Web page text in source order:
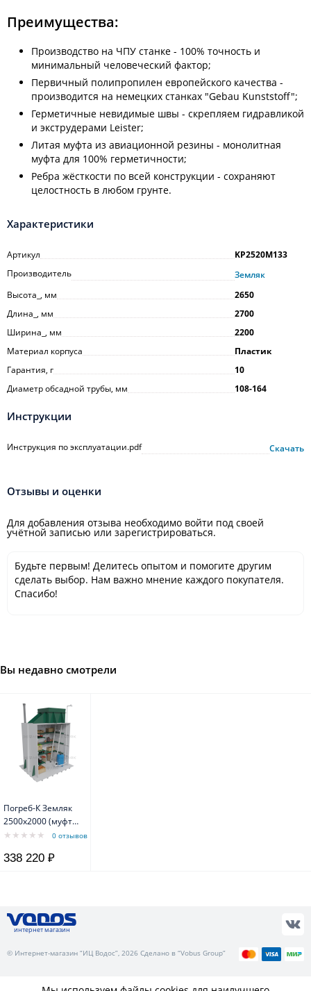
Преимущества:
Производство на ЧПУ станке - 100% точность и
минимальный человеческий фактор;
Первичный полипропилен европейского качества -
производится на немецких станках "Gebau Kunststoff";
Герметичные невидимые швы - скрепляем гидравликой
и экструдерами Leister;
Литая муфта из авиационной резины - монолитная
муфта для 100% герметичности;
Ребра жёсткости по всей конструкции - сохраняют
целостность в любом грунте.
Характеристики
Артикул
KP2520M133
Производитель
Земляк
Высота_, мм
2650
Длина_, мм
2700
Ширина_, мм
2200
Материал корпуса
Пластик
Гарантия, г
10
Диаметр обсадной трубы, мм
108-164
Инструкции
Инструкция по эксплуатации.pdf Скачать
Отзывы и оценки
Для добавления отзыва необходимо войти под своей
учётной записью или зарегистрироваться.
Будьте первым! Делитесь опытом и помогите другим
сделать выбор. Нам важно мнение каждого покупателя.
Спасибо!
Вы недавно смотрели
Погреб-К Земляк
2500х2000 (муфта
133)
0 отзывов
338 220 ₽
интернет магазин
© Интернет-магазин “ИЦ Водос”, 2026 Сделано в “Vobus Group”